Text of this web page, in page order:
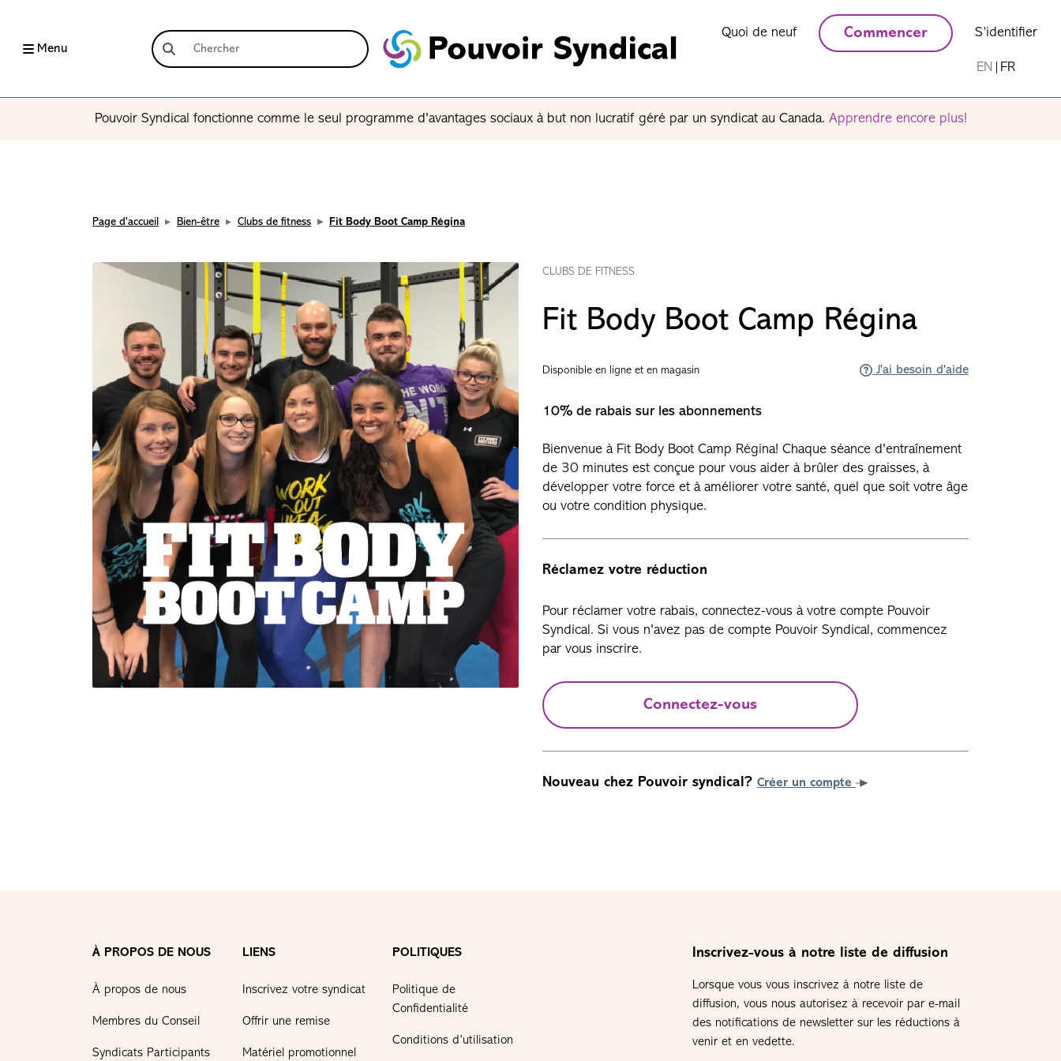
Menu
Quoi de neuf Commencer S’identifier
EN FR
Pouvoir Syndical fonctionne comme le seul programme d'avantages sociaux à but non lucratif géré par un syndicat au Canada. Apprendre encore plus!
Page d'accueil Bien-être Clubs de fitness Fit Body Boot Camp Régina
CLUBS DE FITNESS
Fit Body Boot Camp Régina
Disponible en ligne et en magasin J'ai besoin d'aide
10% de rabais sur les abonnements
Bienvenue à Fit Body Boot Camp Régina! Chaque séance d'entraînement
de 30 minutes est conçue pour vous aider à brûler des graisses, à
développer votre force et à améliorer votre santé, quel que soit votre âge
ou votre condition physique.
Réclamez votre réduction
Pour réclamer votre rabais, connectez-vous à votre compte Pouvoir
Syndical. Si vous n'avez pas de compte Pouvoir Syndical, commencez
par vous inscrire.
Connectez-vous
Nouveau chez Pouvoir syndical? Créer un compte
À PROPOS DE NOUS
À propos de nous
Membres du Conseil
Syndicats Participants
LIENS
Inscrivez votre syndicat
Offrir une remise
Matériel promotionnel
POLITIQUES
Politique de
Confidentialité
Conditions d’utilisation
Inscrivez-vous à notre liste de diffusion
Lorsque vous vous inscrivez à notre liste de
diffusion, vous nous autorisez à recevoir par e-mail
des notifications de newsletter sur les réductions à
venir et en vedette.